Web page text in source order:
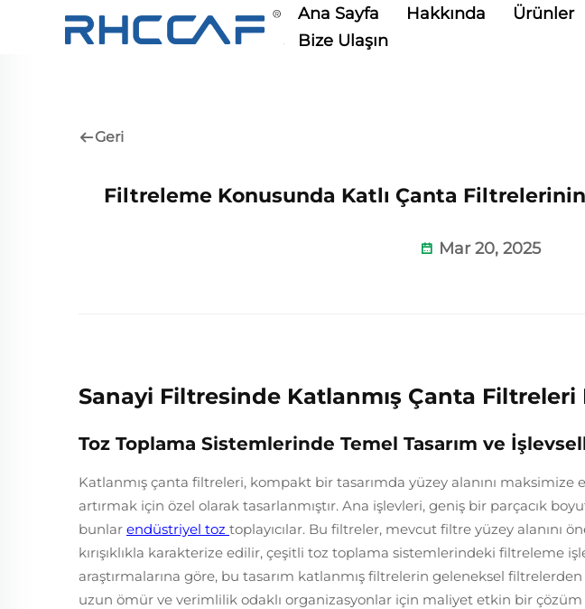
Ana Sayfa Hakkında Ürünler
Bize Ulaşın
Geri
Filtreleme Konusunda Katlı Çanta
Mar 20, 2025
Sanayi Filtresinde Katlanmış Çanta Filtreleri
Toz Toplama Sistemlerinde Temel Tasarım ve
Katlanmış çanta filtreleri, kompakt bir tasarımda yüzey alanını
artırmak için özel olarak tasarlanmıştır. Ana işlevleri, geniş bir parçacık
bunlar endüstriyel toz toplayıcılar. Bu filtreler, mevcut filtre yüzey alanını
kırışıklıkla karakterize edilir, çeşitli toz toplama sistemlerindeki filtreleme
araştırmalarına göre, bu tasarım katlanmış filtrelerin geleneksel
uzun ömür ve verimlilik odaklı organizasyonlar için maliyet etkin bir çözüm